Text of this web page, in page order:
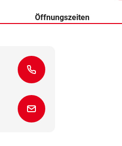
Öffnungszeiten